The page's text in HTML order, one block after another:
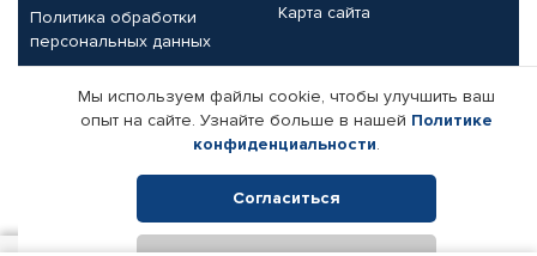
Политика обработки
персональных данных
Карта сайта
Партнерам
Корпоративным клиентам
Поставщикам
Реквизиты компании
Мы используем файлы cookie, чтобы улучшить ваш
опыт на сайте. Узнайте больше в нашей Политике
конфиденциальности.
Согласиться